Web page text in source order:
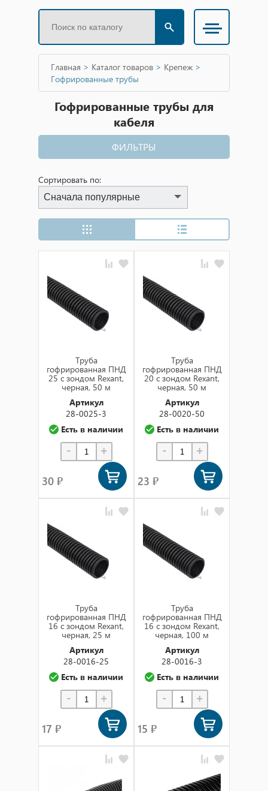
Главная > Каталог товаров > Крепеж >
Гофрированные трубы
Гофрированные трубы для
кабеля
ФИЛЬТРЫ
Сортировать по:
Сначала популярные
Сначала популярные
Сначала дешевые
Сначала дорогие
Сначала новинки
по названию (а-я)
по названию (я-а)
Труба
гофрированная ПНД
25 с зондом Rexant,
черная, 50 м
Артикул
28-0025-3
Есть в наличии
- +
30 ₽
Труба
гофрированная ПНД
20 с зондом Rexant,
черная, 50 м
Артикул
28-0020-50
Есть в наличии
- +
23 ₽
Труба
гофрированная ПНД
16 с зондом Rexant,
черная, 25 м
Артикул
28-0016-25
Есть в наличии
- +
17 ₽
Труба
гофрированная ПНД
16 с зондом Rexant,
черная, 100 м
Артикул
28-0016-3
Есть в наличии
- +
15 ₽